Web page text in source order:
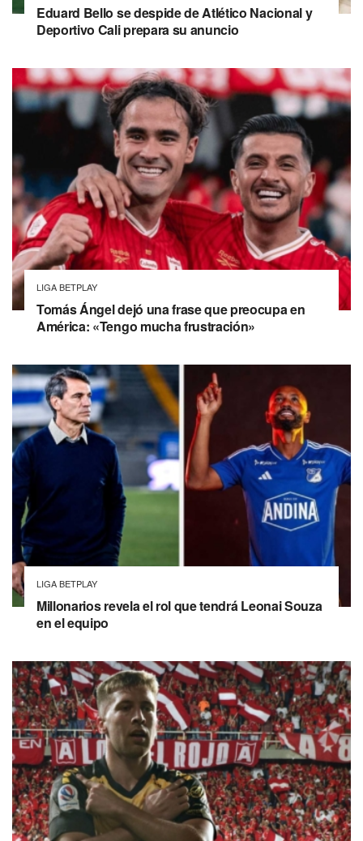
Eduard Bello se despide de Atlético Nacional y
Deportivo Cali prepara su anuncio
LIGA BETPLAY
Tomás Ángel dejó una frase que preocupa en
América: «Tengo mucha frustración»
LIGA BETPLAY
Millonarios revela el rol que tendrá Leonai Souza
en el equipo